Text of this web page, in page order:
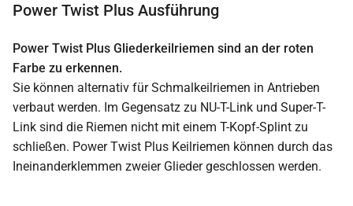
Power Twist Plus Ausführung
Power Twist Plus Gliederkeilriemen sind an der roten
Farbe zu erkennen.
Sie können alternativ für Schmalkeilriemen in Antrieben
verbaut werden. Im Gegensatz zu NU-T-Link und Super-T-
Link sind die Riemen nicht mit einem T-Kopf-Splint zu
schließen. Power Twist Plus Keilriemen können durch das
Ineinanderklemmen zweier Glieder geschlossen werden.